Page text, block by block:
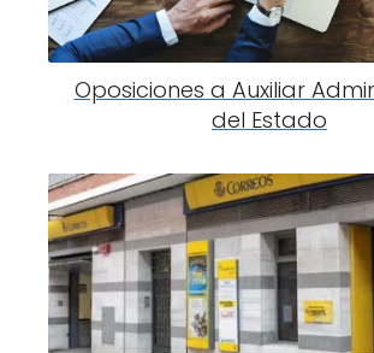
Oposiciones a Auxiliar
del Estado